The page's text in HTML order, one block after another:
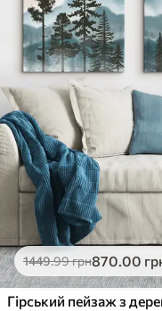
1449.99грн870.00
Гірський пейзаж з